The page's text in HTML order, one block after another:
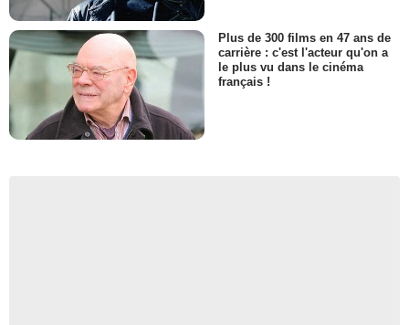
Plus de 300 films en 47 ans de
carrière : c'est l'acteur qu'on a
le plus vu dans le cinéma
français !